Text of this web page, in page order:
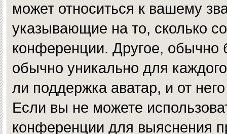
может относиться к вашему
указывающие на то, сколько
конференции. Другое, обычно
обычно уникально для
ли поддержка аватар, и от
Если вы не можете
конференции для выяснения